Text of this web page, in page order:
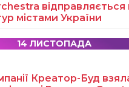
відправляється
містами України
14 ЛИСТОПАДА
Креатор-Буд